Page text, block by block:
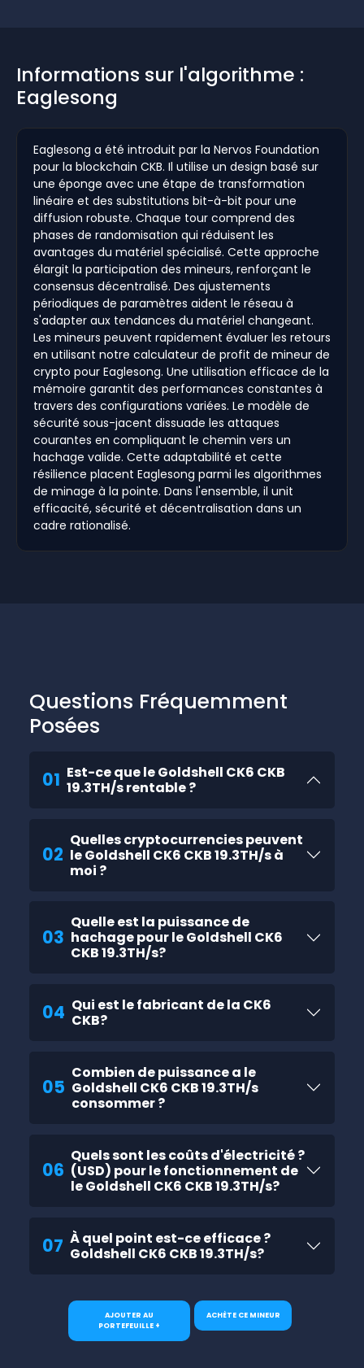
Informations sur l'algorithme :
Eaglesong
Eaglesong a été introduit par la Nervos Foundation
pour la blockchain CKB. Il utilise un design basé sur
une éponge avec une étape de transformation
linéaire et des substitutions bit-à-bit pour une
diffusion robuste. Chaque tour comprend des
phases de randomisation qui réduisent les
avantages du matériel spécialisé. Cette approche
élargit la participation des mineurs, renforçant le
consensus décentralisé. Des ajustements
périodiques de paramètres aident le réseau à
s'adapter aux tendances du matériel changeant.
Les mineurs peuvent rapidement évaluer les retours
en utilisant notre calculateur de profit de mineur de
crypto pour Eaglesong. Une utilisation efficace de la
mémoire garantit des performances constantes à
travers des configurations variées. Le modèle de
sécurité sous-jacent dissuade les attaques
courantes en compliquant le chemin vers un
hachage valide. Cette adaptabilité et cette
résilience placent Eaglesong parmi les algorithmes
de minage à la pointe. Dans l'ensemble, il unit
efficacité, sécurité et décentralisation dans un
cadre rationalisé.
Questions Fréquemment
Posées
01 Est-ce que le Goldshell CK6 CKB
19.3TH/s rentable ?
02
Quelles cryptocurrencies peuvent
le Goldshell CK6 CKB 19.3TH/s à
moi ?
03
Quelle est la puissance de
hachage pour le Goldshell CK6
CKB 19.3TH/s?
04 Qui est le fabricant de la CK6
CKB?
05
Combien de puissance a le
Goldshell CK6 CKB 19.3TH/s
consommer ?
06
Quels sont les coûts d'électricité ?
(USD) pour le fonctionnement de
le Goldshell CK6 CKB 19.3TH/s?
07 À quel point est-ce efficace ?
Goldshell CK6 CKB 19.3TH/s?
AJOUTER AU
PORTEFEUILLE +
ACHÈTE CE MINEUR